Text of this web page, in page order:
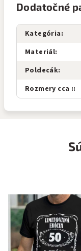
Dodatočné
Kategória:
Materiál:
Poldecák:
Rozmery cca ::